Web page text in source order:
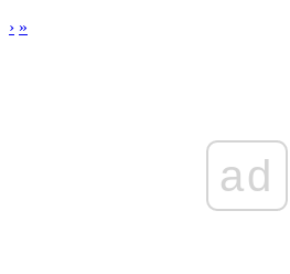
› »
ad